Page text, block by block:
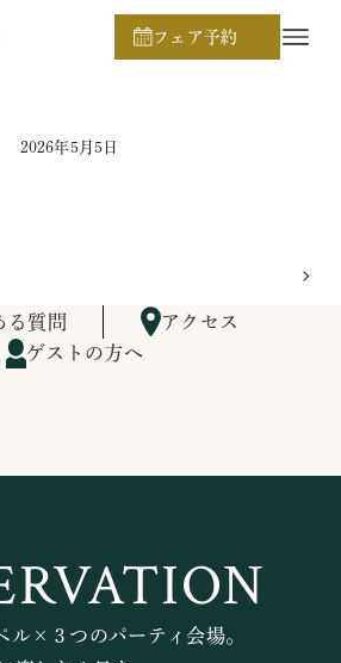
フェア予約
2026年5月5日
る質問
アクセス
ゲストの方へ
ル×３つのパーティ会場。